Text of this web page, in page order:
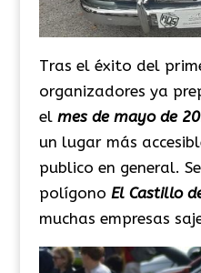
Tras el éxito del
organizadores ya
el mes de mayo de
un lugar más
publico en general.
polígono El Castillo
muchas empresas